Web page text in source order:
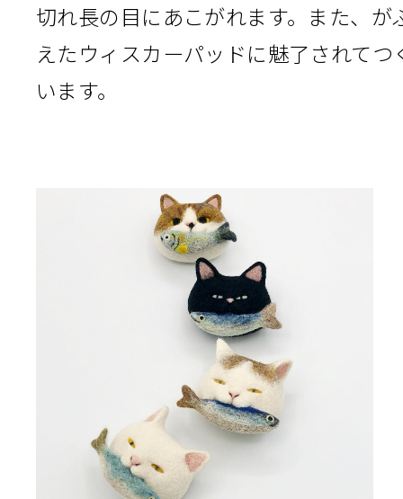
切れ長の目にあこがれます。また、が
えたウィスカーパッドに魅了されてつ
います。